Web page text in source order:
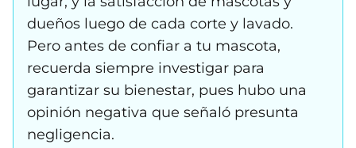
dueños luego de cada corte y lavado.
Pero antes de confiar a tu mascota,
recuerda siempre investigar para
garantizar su bienestar, pues hubo una
opinión negativa que señaló presunta
negligencia.